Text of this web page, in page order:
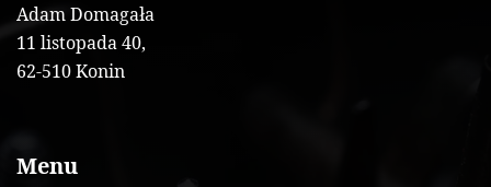
Adam Domagała
11 listopada 40,
62-510 Konin
Menu